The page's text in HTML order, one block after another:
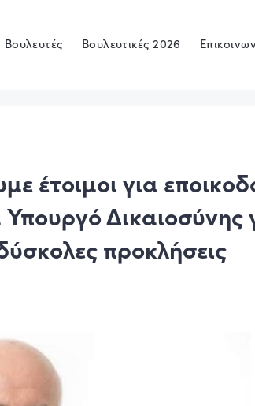
Βουλευτές Βουλευτικές 2026
έτοιμοι για
Δικαιοσύνης
προκλήσεις